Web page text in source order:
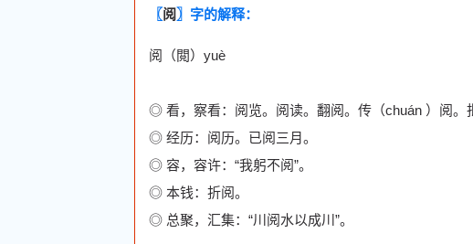
〖阅 〗字的解释：
阅（閲）yuè
◎ 看，察看：阅览。阅读。翻阅。传（chuán ）阅。
◎ 经历：阅历。已阅三月。
◎ 容，容许：“我躬不阅”。
◎ 本钱：折阅。
◎ 总聚，汇集：“川阅水以成川”。